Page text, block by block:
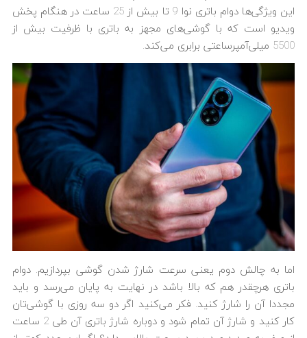
این ویژگی‌ها دوام باتری نوا 9 تا بیش از 25 ساعت در هنگام پخش
ویدیو است که با گوشی‌های مجهز به باتری با ظرفیت بیش از
5500 میلی‌آمپرساعتی برابری می‌کند.
اما به چالش دوم یعنی سرعت شارژ شدن گوشی بپردازیم. دوام
باتری هرچقدر هم که بالا باشد در نهایت به پایان می‌رسد و باید
مجددا آن را شارژ کنید. فکر می‌کنید اگر دو سه روزی با گوشی‌تان
کار کنید و شارژ آن تمام شود و دوباره شارژ باتری آن طی 2 ساعت